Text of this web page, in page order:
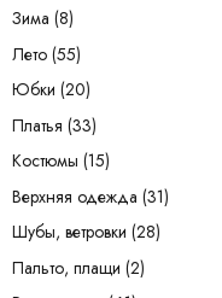
Зима (8)
Лето (55)
Юбки (20)
Платья (33)
Костюмы (15)
Верхняя одежда (31)
Шубы, ветровки (28)
Пальто, плащи (2)